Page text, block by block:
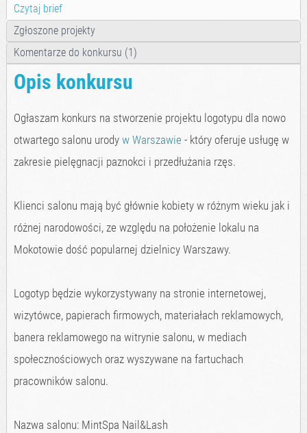
Czytaj brief
Zgłoszone projekty
Komentarze do konkursu (1)
Opis konkursu
Ogłaszam konkurs na stworzenie projektu logotypu dla nowo
otwartego salonu urody w Warszawie - który oferuje usługę w
zakresie pielęgnacji paznokci i przedłużania rzęs.
Klienci salonu mają być głównie kobiety w różnym wieku jak i
różnej narodowości, ze względu na położenie lokalu na
Mokotowie dość popularnej dzielnicy Warszawy.
Logotyp będzie wykorzystywany na stronie internetowej,
wizytówce, papierach firmowych, materiałach reklamowych,
banera reklamowego na witrynie salonu, w mediach
społecznościowych oraz wyszywane na fartuchach
pracowników salonu.
Nazwa salonu: MintSpa Nail&Lash